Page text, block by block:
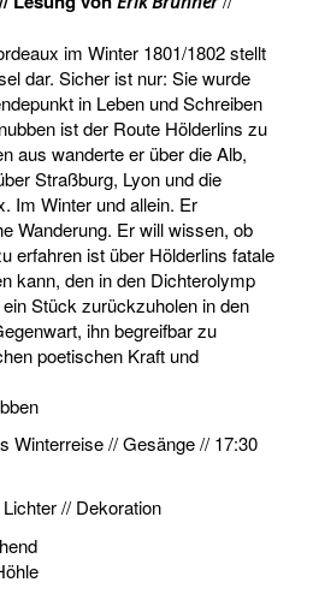
im Winter 1801/1802 stellt
dar. Sicher ist nur: Sie wurde
in Leben und Schreiben
ist der Route Hölderlins zu
aus wanderte er über die Alb,
Straßburg, Lyon und die
Im Winter und allein. Er
Wanderung. Er will wissen, ob
erfahren ist über Hölderlins fatale
kann, den in den Dichterolymp
Stück zurückzuholen in den
ihn begreifbar zu
poetischen Kraft und
Winterreise // Gesänge // 17:30
// Dekoration